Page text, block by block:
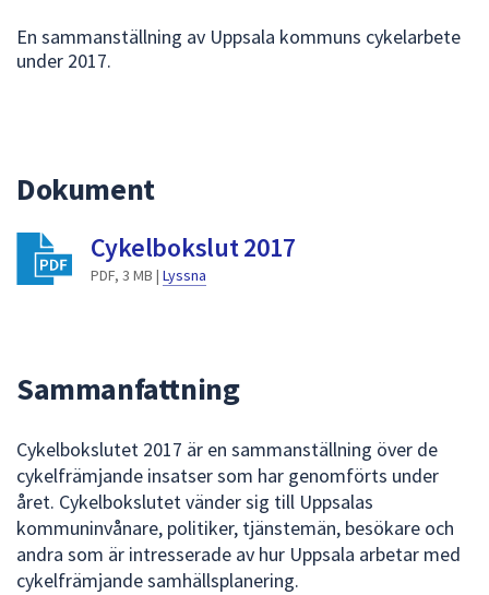
Använd
En sammanställning av Uppsala kommuns cykelarbete
under 2017.
Dokument
Cykelbokslut 2017
PDF, 3 MB | Lyssna
Sammanfattning
Cykelbokslutet 2017 är en sammanställning över de
cykelfrämjande insatser som har genomförts under
året. Cykelbokslutet vänder sig till Uppsalas
kommuninvånare, politiker, tjänstemän, besökare och
andra som är intresserade av hur Uppsala arbetar med
cykelfrämjande samhällsplanering.